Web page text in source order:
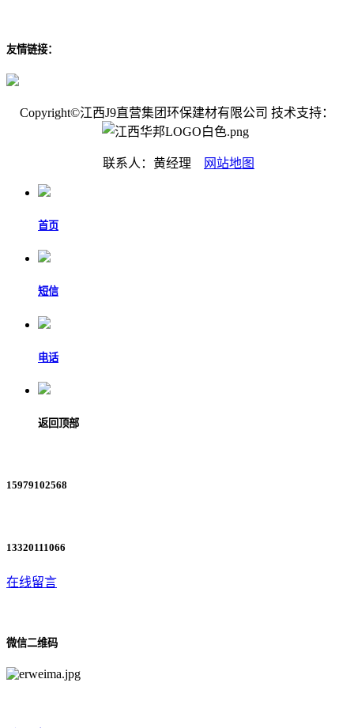
友情链接：
Copyright©江西J9直营集团环保建材有限公司 技术支持：
联系人：黄经理 网站地图
首页
短信
电话
返回顶部
15979102568
13320111066
在线留言
微信二维码